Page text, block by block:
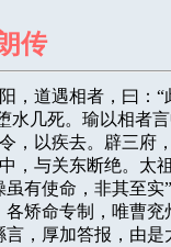
传
，道遇相者，曰：“
几死。瑜以相者言
，以疾去。辟三府
，与关东断绝。太
有使命，非其至实
矫命专制，唯曹兖
，厚加答报，由是